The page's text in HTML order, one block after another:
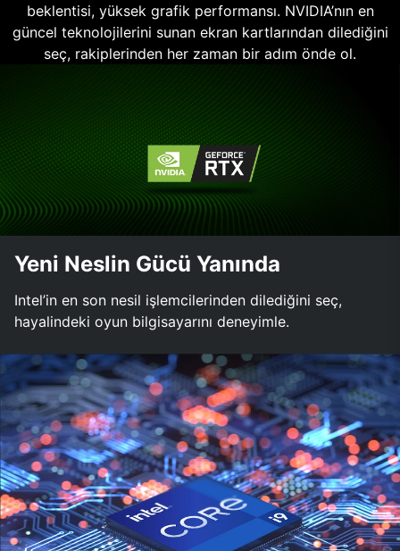
beklentisi, yüksek grafik performansı. NVIDIA’nın en
güncel teknolojilerini sunan ekran kartlarından dilediğini
seç, rakiplerinden her zaman bir adım önde ol.
Yeni Neslin Gücü Yanında
Intel’in en son nesil işlemcilerinden dilediğini seç,
hayalindeki oyun bilgisayarını deneyimle.